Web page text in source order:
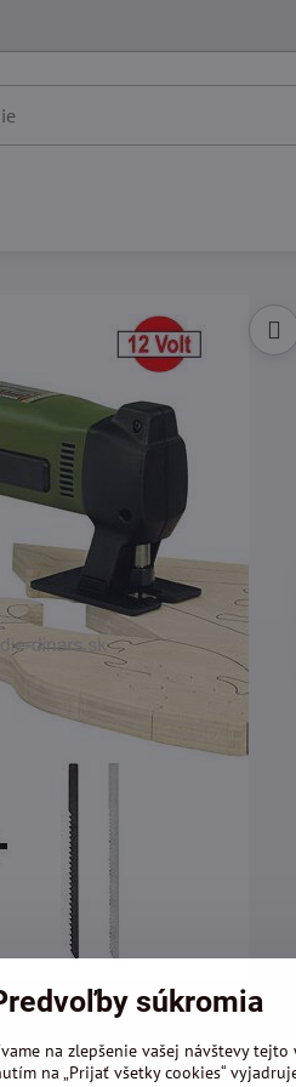
Popis
súkromia
na zlepšenie vašej návštevy tejto
na „Prijať všetky cookies“